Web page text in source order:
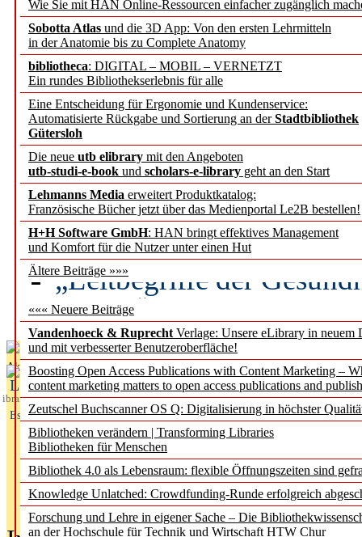
Wie Sie mit HAN Online-Ressourcen einfacher zugänglich
Sobotta Atlas und die 3D App: Von den ersten Lehrmitteln
in der Anatomie bis zu Complete Anatomy
bibliotheca: DIGITAL – MOBIL – VERNETZT
Ein rundes Bibliothekserlebnis für alle
Eine Entscheidung für Ergonomie und Kundenservice:
Automatisierte Rückgabe und Sortierung an derStadtbibliothek
Gütersloh
Die neue utb elibrary mit den Angeboten
utb-studi-e-book und scholars-e-library geht an den Start
Lehmanns Media erweitert Produktkatalog:
Französische Bücher jetzt über das Medienportal Le2B bestellen!
H+H Software GmbH: HAN bringt effektives Management
und Komfort für die Nutzer unter einen Hut
Ältere Beiträge »»»
««« Neuere Beiträge
Vandenhoeck & Ruprecht Verlage: Unsere eLibrary in neuem
und mit verbesserter Benutzeroberfläche!
Boosting Open Access Publications with Content Marketing –
content marketing matters to open access publications and
Zeutschel Buchscanner OS Q: Digitalisierung in höchster
Bibliotheken verändern | Transforming Libraries
Bibliotheken für Menschen
Bibliothek 4.0 als Lebensraum: flexible Öffnungszeiten sind
Knowledge Unlatched: Crowdfunding-Runde erfolgreich
Forschung und Lehre in eigener Sache – Die
an der Hochschule für Technik und Wirtschaft HTW Chur
Francke Attempto
EBSCO Information
Recherchefunktionen in
Sorbisches Institut neu
Geschichte und
Künstliche Intelligenz
besser zu verstehen
„Leitbegriffe der
des BIÖG erscheinen
Aktuelles aus
L
ibrary
Essentials